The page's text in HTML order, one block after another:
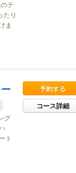
テ
たり
ま
グ
ト
予約する
コース詳細